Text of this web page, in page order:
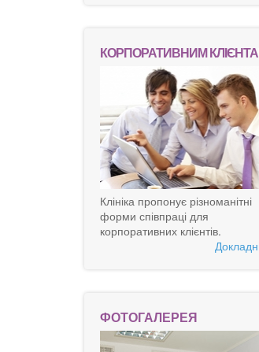
КОРПОРАТИВНИМ
Клініка пропонує різноманітні
форми співпраці для
корпоративних клієнтів.
ФОТОГАЛЕРЕЯ